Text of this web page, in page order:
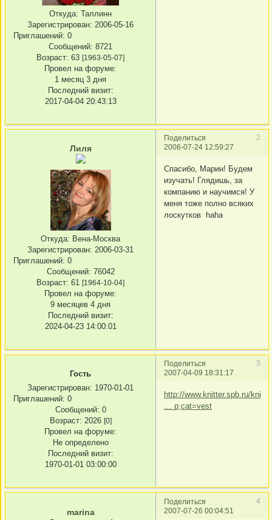
Откуда: Таллинн
Зарегистрирован: 2006-05-16
Приглашений: 0
Сообщений: 8721
Возраст: 63 [1963-05-07]
Провел на форуме:
1 месяц 3 дня
Последний визит:
2017-04-04 20:43:13
Поделиться
2
2006-07-24 12:59:27
Лиля
Откуда: Вена-Москва
Зарегистрирован: 2006-03-31
Приглашений: 0
Сообщений: 76042
Возраст: 61 [1964-10-04]
Провел на форуме:
9 месяцев 4 дня
Последний визит:
2024-04-23 14:00:01
Спасибо, Марин! Будем
изучать! Глядишь, за
компанию и научимся! У
меня тоже полно всяких
лоскутков haha
Поделиться
3
2007-04-09 18:31:17
Гость
Зарегистрирован: 1970-01-01
Приглашений: 0
Сообщений: 0
Возраст: 2026 [0]
Провел на форуме:
Не определено
Последний визит:
1970-01-01 03:00:00
http://www.knitter.spb.ru/
… p;cat=vest
Поделиться
4
2007-07-26 00:04:51
marina